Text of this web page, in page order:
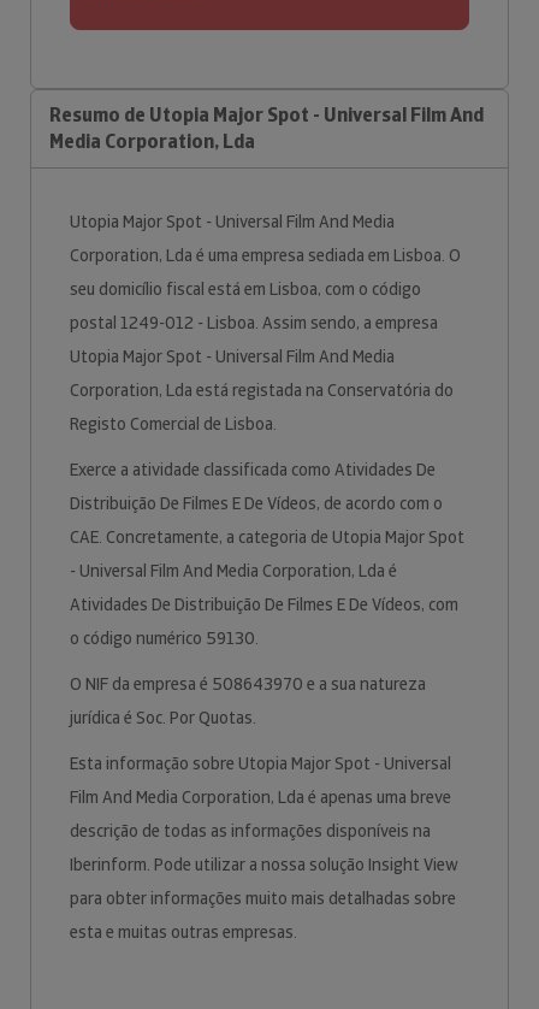
Resumo de Utopia Major Spot - Universal Film And
Media Corporation, Lda
Utopia Major Spot - Universal Film And Media
Corporation, Lda é uma empresa sediada em Lisboa. O
seu domicílio fiscal está em Lisboa, com o código
postal 1249-012 - Lisboa. Assim sendo, a empresa
Utopia Major Spot - Universal Film And Media
Corporation, Lda está registada na Conservatória do
Registo Comercial de Lisboa.
Exerce a atividade classificada como Atividades De
Distribuição De Filmes E De Vídeos, de acordo com o
CAE. Concretamente, a categoria de Utopia Major Spot
- Universal Film And Media Corporation, Lda é
Atividades De Distribuição De Filmes E De Vídeos, com
o código numérico 59130.
O NIF da empresa é 508643970 e a sua natureza
jurídica é Soc. Por Quotas.
Esta informação sobre Utopia Major Spot - Universal
Film And Media Corporation, Lda é apenas uma breve
descrição de todas as informações disponíveis na
Iberinform. Pode utilizar a nossa solução Insight View
para obter informações muito mais detalhadas sobre
esta e muitas outras empresas.